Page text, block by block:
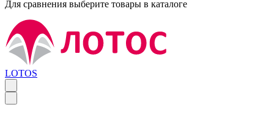
Для сравнения выберите товары в каталоге
LOTOS